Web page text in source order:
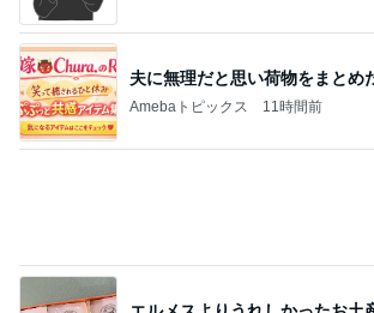
エルメスよりうれしかったお土
Amebaトピックス 1日前